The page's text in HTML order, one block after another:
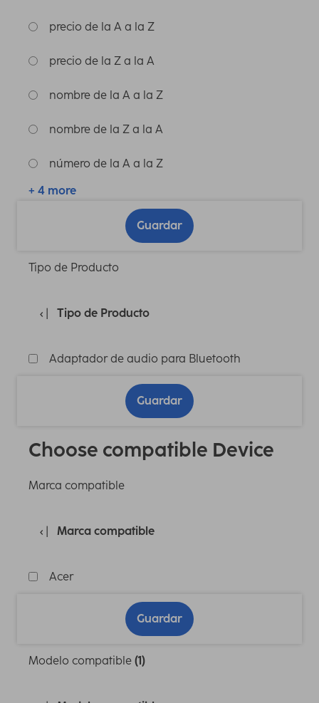
precio de la A a la Z
precio de la Z a la A
nombre de la A a la Z
nombre de la Z a la A
número de la A a la Z
+ 4 more
Guardar
Tipo de Producto
Tipo de Producto
Adaptador de audio para Bluetooth
Guardar
Choose compatible Device
Marca compatible
Marca compatible
Acer
Guardar
Modelo compatible (1)